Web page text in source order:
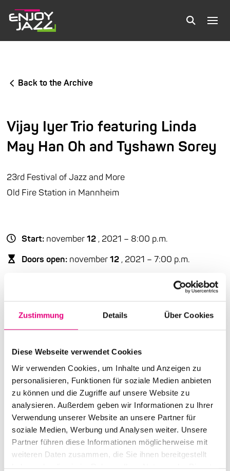
Zustimmung Details Über Cookies
Diese Webseite verwendet Cookies
Wir verwenden Cookies, um Inhalte und Anzeigen zu
personalisieren, Funktionen für soziale Medien anbieten
zu können und die Zugriffe auf unsere Website zu
analysieren. Außerdem geben wir Informationen zu Ihrer
Verwendung unserer Website an unsere Partner für
soziale Medien, Werbung und Analysen weiter. Unsere
Partner führen diese Informationen möglicherweise mit
weiteren Daten zusammen, die Sie ihnen bereitgestellt
Back to the Archive
Vijay Iyer Trio featuring Linda
May Han Oh and Tyshawn Sorey
23rd Festival of Jazz and More
Old Fire Station in Mannheim
Start: november12 , 2021 – 8:00 p.m.
Doors open: november12 , 2021 – 7:00 p.m.
Cast:
Vijay Iyer: p
Nationality: USA
Old Fire Station Mannheim: Brückenstraße2,
Mannheim
Event Series:Enjoy Jazz